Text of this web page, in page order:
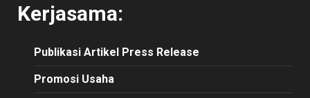
Kerjasama:
Publikasi Artikel Press Release
Promosi Usaha